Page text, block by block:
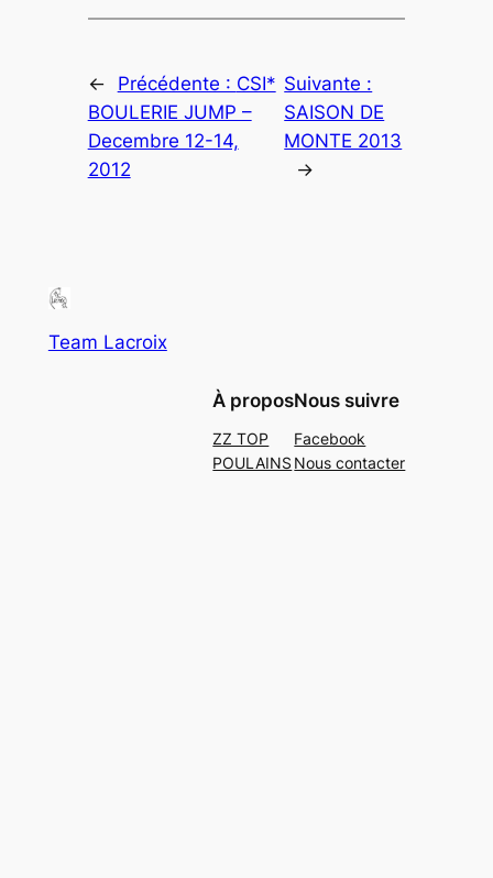
← Précédente : CSI*
BOULERIE JUMP –
Decembre 12-14,
2012
Suivante :
SAISON DE
MONTE 2013
→
Team Lacroix
À propos
ZZ TOP
POULAINS
Nous suivre
Facebook
Nous contacter